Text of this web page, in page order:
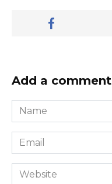
Add a comment
Name
*
Email
*
Website